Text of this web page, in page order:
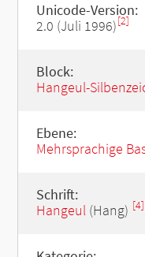
Unicode-Version:
2.0 (Juli 1996)[2]
Block:
Hangeul-
Ebene:
Mehrsprachige
Schrift:
Hangeul(Hang) [4]